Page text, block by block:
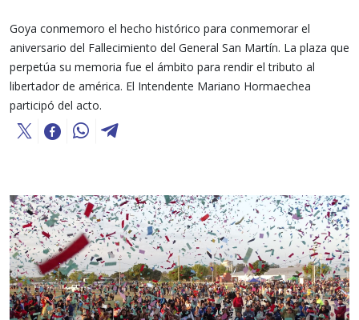
Goya conmemoro el hecho histórico para conmemorar el
aniversario del Fallecimiento del General San Martín. La plaza que
perpetúa su memoria fue el ámbito para rendir el tributo al
libertador de américa. El Intendente Mariano Hormaechea
participó del acto.